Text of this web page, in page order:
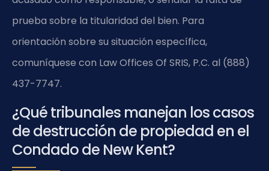
prueba sobre la titularidad del bien. Para
orientación sobre su situación específica,
comuníquese con Law Offices Of SRIS, P.C. al (888)
437-7747.
¿Qué tribunales manejan los casos
de destrucción de propiedad en el
Condado de New Kent?